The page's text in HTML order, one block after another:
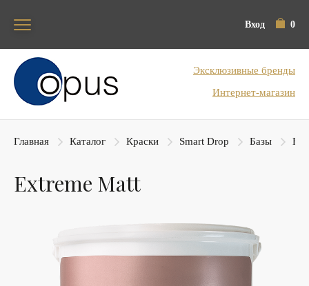
Вход 0
Блок поиска
Эксклюзивные бренды
Интернет-магазин
Главная Каталог Краски Smart Drop Базы
Extreme Matt